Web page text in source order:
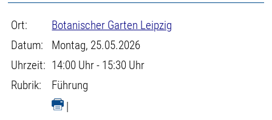
Ort:
Botanischer Garten Leipzig
Datum:
Montag, 25.05.2026
Uhrzeit: 14:00 Uhr - 15:30 Uhr
Rubrik:
Führung
|